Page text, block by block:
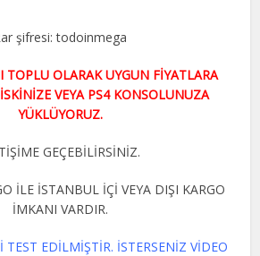
şifresi: todoinmega
TOPLU OLARAK UYGUN FİYATLARA
VEYA PS4 KONSOLUNUZA
YÜKLÜYORUZ.
GEÇEBİLİRSİNİZ.
İLE İSTANBUL İÇİ VEYA DIŞI KARGO
İMKANI VARDIR.
TEST EDİLMİŞTİR. İSTERSENİZ VİDEO